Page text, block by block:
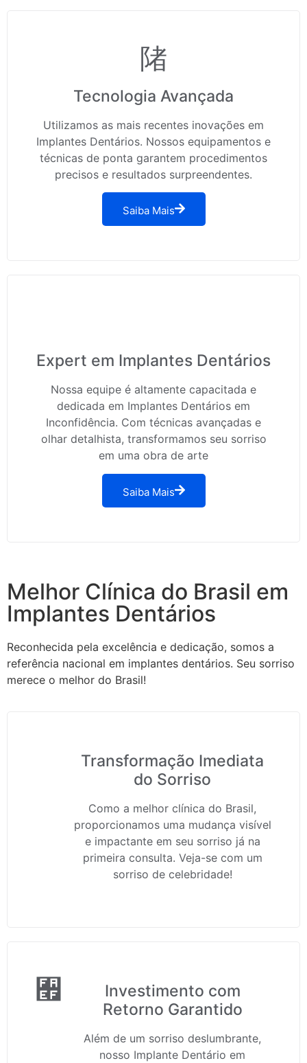
Tecnologia Avançada
Utilizamos as mais recentes inovações em
Implantes Dentários. Nossos equipamentos e
técnicas de ponta garantem procedimentos
precisos e resultados surpreendentes.
Saiba Mais
Expert em Implantes Dentários
Nossa equipe é altamente capacitada e
dedicada em Implantes Dentários em
Inconfidência. Com técnicas avançadas e
olhar detalhista, transformamos seu sorriso
em uma obra de arte
Saiba Mais
Melhor Clínica do Brasil em
Implantes Dentários
Reconhecida pela excelência e dedicação, somos a
referência nacional em implantes dentários. Seu sorriso
merece o melhor do Brasil!
Transformação Imediata
do Sorriso
Como a melhor clínica do Brasil,
proporcionamos uma mudança visível
e impactante em seu sorriso já na
primeira consulta. Veja-se com um
sorriso de celebridade!
Investimento com
Retorno Garantido
Além de um sorriso deslumbrante,
nosso Implante Dentário em